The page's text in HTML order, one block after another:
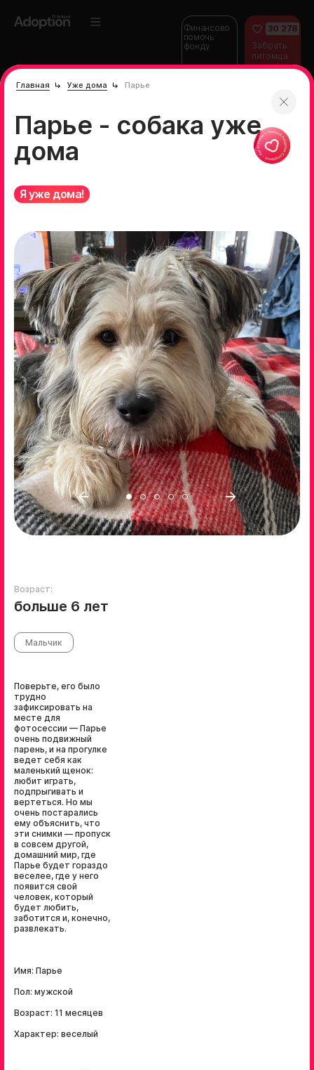
Финансово
помочь
фонду
30 278
Забрать
питомца
домой
Главная Уже дома Парье
Парье - собака уже
дома
Я уже дома!
Возраст:
больше 6 лет
Мальчик
Поверьте, его было
трудно
зафиксировать на
месте для
фотосессии — Парье
очень подвижный
парень, и на прогулке
ведет себя как
маленький щенок:
любит играть,
подпрыгивать и
вертеться. Но мы
очень постарались
ему объяснить, что
эти снимки — пропуск
в совсем другой,
домашний мир, где
Парье будет гораздо
веселее, где у него
появится свой
человек, который
будет любить,
заботится и, конечно,
развлекать.
Имя: Парье
Пол: мужской
Возраст: 11 месяцев
Характер: веселый